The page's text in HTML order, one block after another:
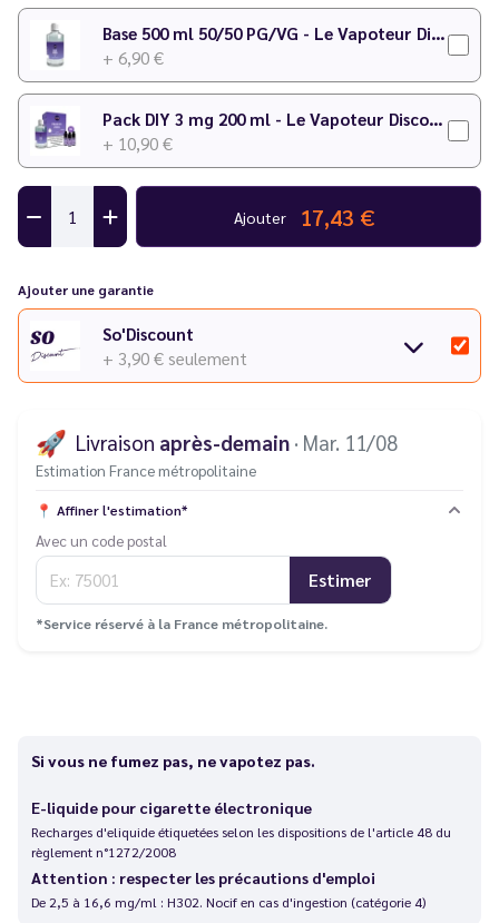
votre préparation !
Base 500 ml 50/50 PG/VG - Le Vapoteur Discount
+ 6,90 €
Pack DIY 3 mg 200 ml - Le Vapoteur Discount
+ 10,90 €
Ajouter 17,43 €
Ajouter une garantie
So'Discount
+ 3,90 € seulement
🚀 Livraison après-demain · Mar. 11/08
Estimation France métropolitaine
📍 Affiner l'estimation*
Avec un code postal
Estimer
*Service réservé à la France métropolitaine.
Si vous ne fumez pas, ne vapotez pas.
E-liquide pour cigarette électronique
Recharges d'eliquide étiquetées selon les dispositions de l'article 48 du
règlement n°1272/2008
Attention : respecter les précautions d'emploi
De 2,5 à 16,6 mg/ml : H302. Nocif en cas d'ingestion (catégorie 4)